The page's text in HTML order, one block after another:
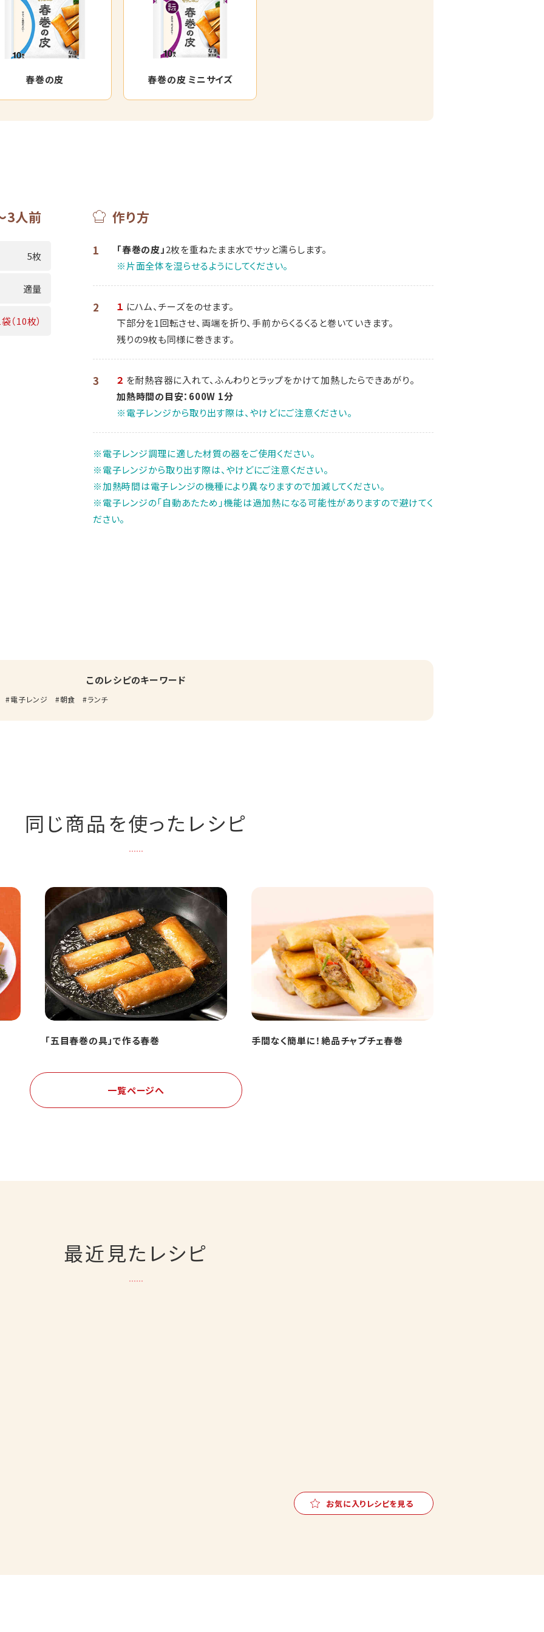
春巻の皮 春巻の皮 ミニサイズ
3人前
5枚
適量
（10枚）
作り方
1 「春巻の皮」2枚を重ねたまま水でサッと濡らします。
※片面全体を湿らせるようにしてください。
2 １ にハム、チーズをのせます。
下部分を1回転させ、両端を折り、手前からくるくると巻いていきます。
残りの9枚も同様に巻きます。
3 ２ を耐熱容器に入れて、ふんわりとラップをかけて加熱したらできあがり。
加熱時間の目安：600W 1分
※電子レンジから取り出す際は、やけどにご注意ください。
※電子レンジ調理に適した材質の器をご使用ください。
※電子レンジから取り出す際は、やけどにご注意ください。
※加熱時間は電子レンジの機種により異なりますので加減してください。
※電子レンジの「自動あたため」機能は過加熱になる可能性がありますので避けてく
ださい。
このレシピのキーワード
電子レンジ 朝食 ランチ
同じ商品を使ったレシピ
「五目春巻の具」で作る春巻 手間なく簡単に！絶品チャプチェ春巻
一覧ページへ
最近見たレシピ
お気に入りレシピを見る